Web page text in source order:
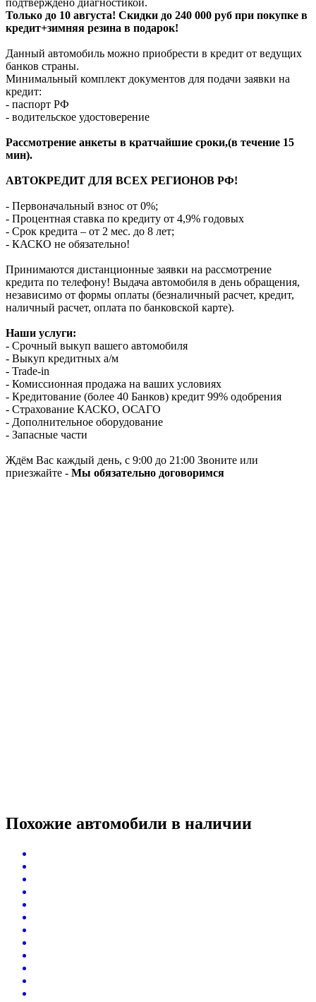
Только до 10 августа! Скидки до 240 000 руб при покупке в
кредит+зимняя резина в подарок!
Данный автомобиль можно приобрести в кредит от ведущих
банков страны.
Минимальный комплект документов для подачи заявки на
кредит:
- паспорт РФ
- водительское удостоверение
Рассмотрение анкеты в кратчайшие сроки,(в течение 15
мин).
АВТОКРЕДИТ ДЛЯ ВСЕХ РЕГИОНОВ РФ!
- Первоначальный взнос от 0%;
- Процентная ставка по кредиту от 4,9% годовых
- Срок кредита – от 2 мес. до 8 лет;
- КАСКО не обязательно!
Принимаются дистанционные заявки на рассмотрение
кредита по телефону! Выдача автомобиля в день обращения,
независимо от формы оплаты (безналичный расчет, кредит,
наличный расчет, оплата по банковской карте).
Наши услуги:
- Срочный выкуп вашего автомобиля
- Выкуп кредитных а/м
- Trade-in
- Комиссионная продажа на ваших условиях
- Кредитование (более 40 Банков) кредит 99% одобрения
- Страхование КАСКО, ОСАГО
- Дополнительное оборудование
- Запасные части
Ждём Вас каждый день, с 9:00 до 21:00 Звоните или
приезжайте - Мы обязательно договоримся
Похожие автомобили в наличии